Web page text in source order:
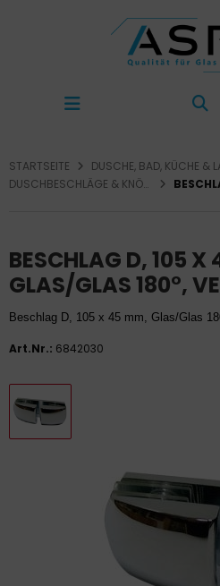
STARTSEITE
DUSCHBESCHLÄGE & KNÖPFE
BESCHLAG D, 105 X
GLAS/GLAS 180°,
Beschlag D, 105 x 45 mm, Glas/Glas
Art.Nr.: 6842030